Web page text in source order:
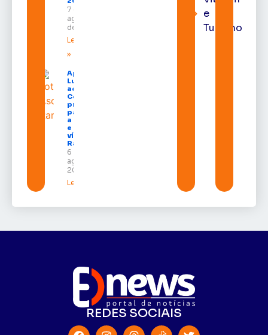
7 de
agosto
de 2026
Leia mais
»
Após veto,
Lula envia
ao
Congresso
projeto
para criar
a UNIFRON
e grava
vídeo para
Randolfe
6 de
agosto de
2026
Leia mais »
e
Turismo
REDES SOCIAIS